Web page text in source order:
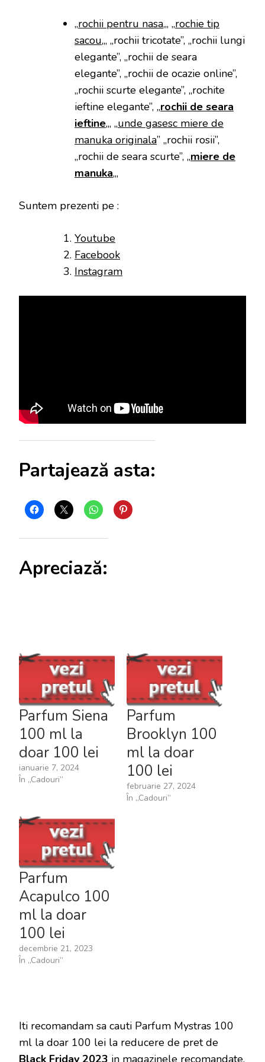
„rochii pentru nasa„, „rochie tip
sacou„, „rochii tricotate”, „rochii lungi
elegante”, „rochii de seara
elegante”, „rochii de ocazie online”,
„rochii scurte elegante”, „rochite
ieftine elegante”, „rochii de seara
ieftine„, „unde gasesc miere de
manuka originala” „rochii rosii”,
„rochii de seara scurte”, „miere de
manuka„,
Suntem prezenti pe :
Youtube
Facebook
Instagram
Partajează asta:
Apreciază:
Parfum Siena
100 ml la
doar 100 lei
ianuarie 7, 2024
În „Cadouri”
Parfum
Brooklyn 100
ml la doar
100 lei
februarie 27, 2024
În „Cadouri”
Parfum
Acapulco 100
ml la doar
100 lei
decembrie 21, 2023
În „Cadouri”
Iti recomandam sa cauti Parfum Mystras 100
ml la doar 100 lei la reducere de pret de